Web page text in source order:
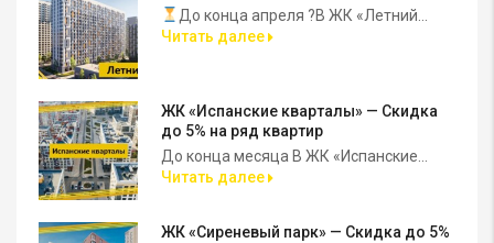
До конца апреля ?В ЖК «Летний...
Читать далее
ЖК «Испанские кварталы» — Скидка
до 5% на ряд квартир
До конца месяца В ЖК «Испанские...
Читать далее
ЖК «Сиреневый парк» — Скидка до 5%